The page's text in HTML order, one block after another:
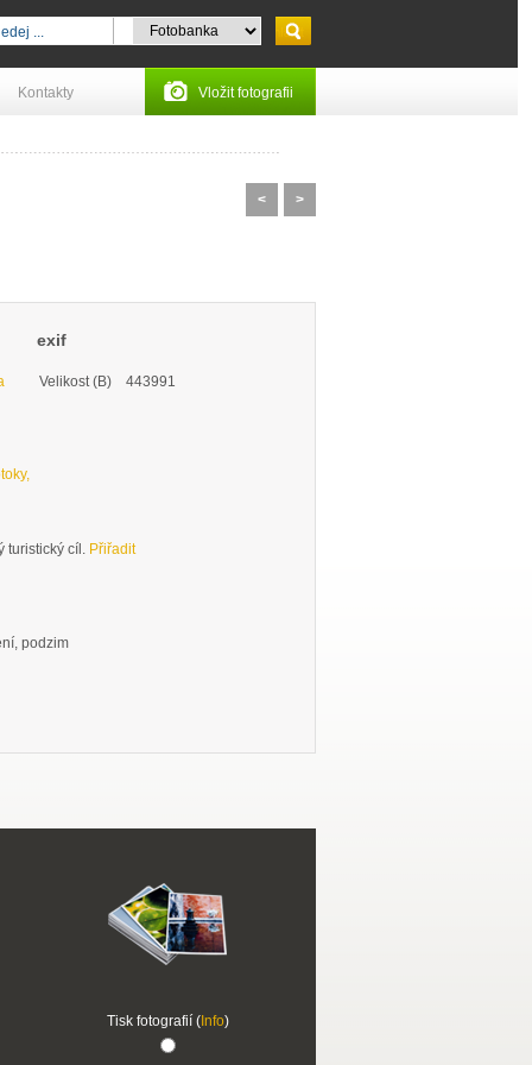
Kontakty Vložit fotografii
< >
exif
Velikost (B) 443991
turistický cíl. Přiřadit
podzim
Tisk fotografií (Info)